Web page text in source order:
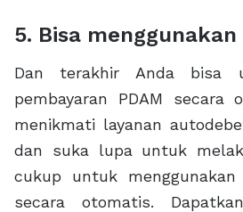
5. Bisa
Dan terakhir Anda bisa
pembayaran PDAM secara
menikmati layanan
dan suka lupa untuk
cukup untuk
secara otomatis.